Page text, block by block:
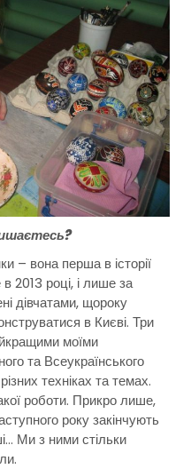
– вона перша в історії
2013 році, і лише за
дівчатами, щороку
в Києві. Три
моїми
та Всеукраїнського
техніках та темах.
роботи. Прикро лише,
року закінчують
Ми з ними стільки